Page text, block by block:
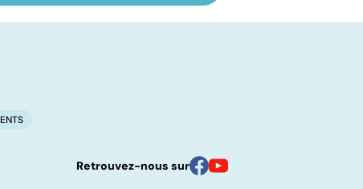
complexe
Retrouvez-nous sur